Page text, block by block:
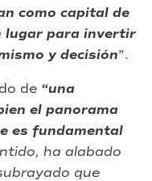
como capital de
lugar para invertir
y decisión”.
de “una
el panorama
es fundamental
ha alabado
que